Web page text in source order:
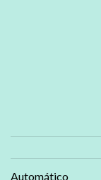
Automático